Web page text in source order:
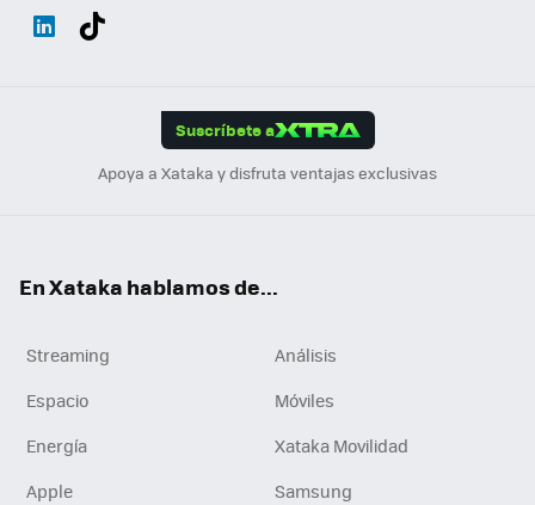
Suscríbete a
Apoya a Xataka y disfruta ventajas exclusivas
En Xataka hablamos de...
Streaming
Análisis
Espacio
Móviles
Energía
Xataka Movilidad
Apple
Samsung